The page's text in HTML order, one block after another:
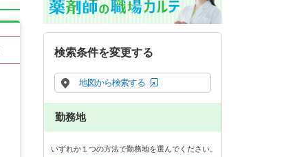
検索条件を変更する
地図から検索する
勤務地
いずれか１つの方法で勤務地を選んでください。